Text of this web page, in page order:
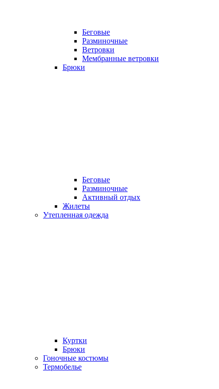
Беговые
Разминочные
Ветровки
Мембранные ветровки
Брюки
Беговые
Разминочные
Активный отдых
Жилеты
Утепленная одежда
Куртки
Брюки
Гоночные костюмы
Термобелье